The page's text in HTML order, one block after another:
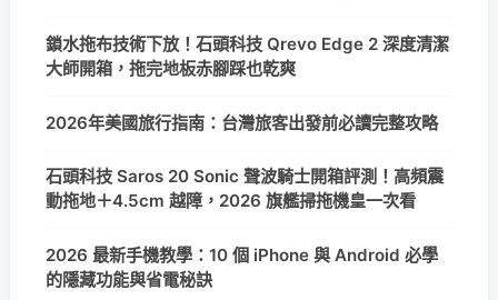
鎖水拖布技術下放！石頭科技 Qrevo Edge 2 深度清潔
大師開箱，拖完地板赤腳踩也乾爽
2026年美國旅行指南：台灣旅客出發前必讀完整攻略
石頭科技 Saros 20 Sonic 聲波騎士開箱評測！高頻震
動拖地＋4.5cm 越障，2026 旗艦掃拖機皇一次看
2026 最新手機教學：10 個 iPhone 與 Android 必學
的隱藏功能與省電秘訣